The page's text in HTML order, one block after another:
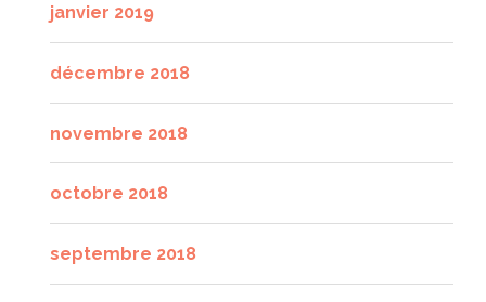
janvier 2019
décembre 2018
novembre 2018
octobre 2018
septembre 2018